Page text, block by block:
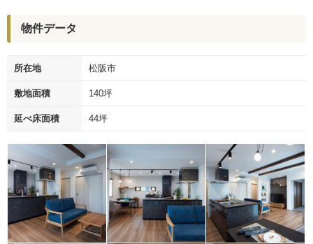
物件データ
所在地 松阪市
敷地面積 140坪
延べ床面積 44坪